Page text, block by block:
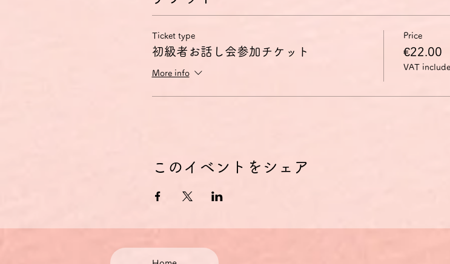
Ticket type
初級者お話し会参加チケット
More info
Price
€22.00
VAT
このイベントをシェア